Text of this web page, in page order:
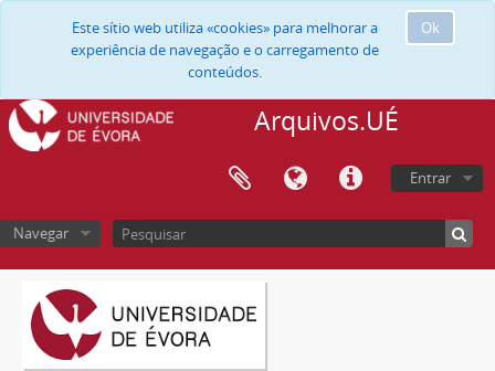
Ok
Este sítio web utiliza «cookies» para melhorar a
experiência de navegação e o carregamento de
conteúdos.
Arquivos.UÉ
Entrar
Navegar